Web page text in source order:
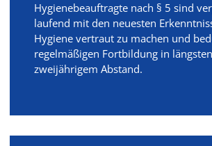
Hygienebeauftragte nach § 5 sind
laufend mit den neuesten
Hygiene vertraut zu machen und
regelmäßigen Fortbildung in
zweijährigem Abstand.